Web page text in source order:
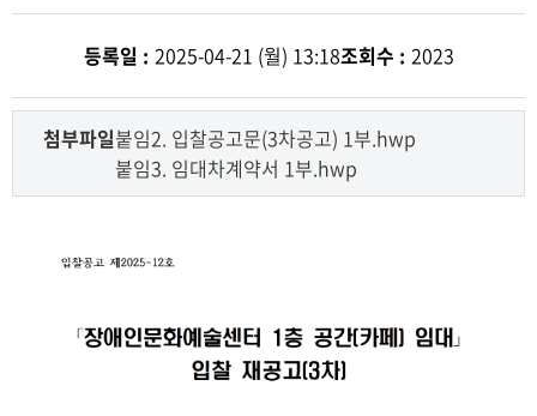
등록일 : 2025-04-21 (월) 13:18조회수 : 2023
첨부파일붙임2. 입찰공고문(3차공고) 1부.hwp
붙임3. 임대차계약서 1부.hwp